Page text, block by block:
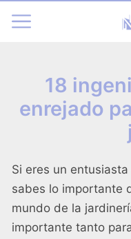
18
enrejado
Si eres un
sabes lo importante
mundo de la
importante tanto